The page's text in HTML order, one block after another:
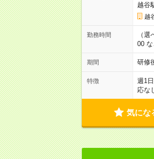
越谷
越
勤務時間
（
00 な
期間 研修
特徴 週1
応な
気にな